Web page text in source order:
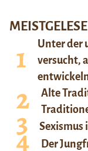
Unter der
versucht,
Alte
Sexismus
Der